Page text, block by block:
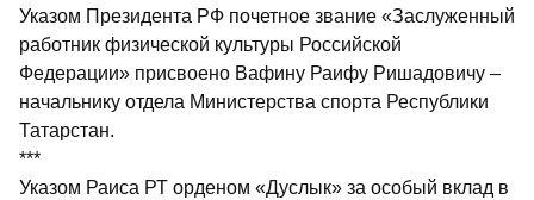
Указом Президента РФ почетное звание «Заслуженный
работник физической культуры Российской
Федерации» присвоено Вафину Раифу Ришадовичу –
начальнику отдела Министерства спорта Республики
Татарстан.
***
Указом Раиса РТ орденом «Дуслык» за особый вклад в